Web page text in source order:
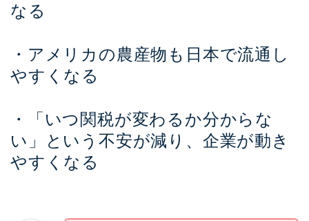
なる
・アメリカの農産物も日本で流通し
やすくなる
・「いつ関税が変わるか分からな
い」という不安が減り、企業が動き
やすくなる